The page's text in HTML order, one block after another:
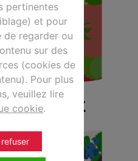
BIO FRAISE
pertinentes
et pour
de regarder ou
sur des
(cookies de
Pour plus
veuillez lire
cookie.